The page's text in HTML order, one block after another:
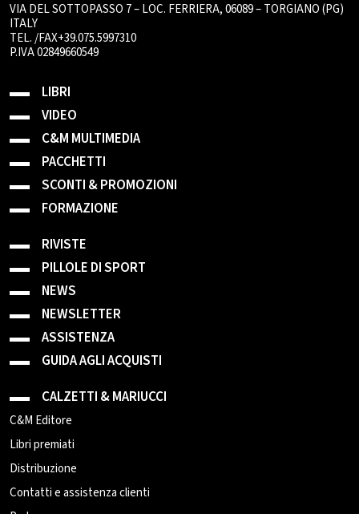
VIA DEL SOTTOPASSO 7 – LOC. FERRIERA, 06089 – TORGIANO (PG)
ITALY
TEL. /FAX+39.075.5997310
P.IVA 02849660549
LIBRI
VIDEO
C&M MULTIMEDIA
PACCHETTI
SCONTI & PROMOZIONI
FORMAZIONE
RIVISTE
PILLOLE DI SPORT
NEWS
NEWSLETTER
ASSISTENZA
GUIDA AGLI ACQUISTI
CALZETTI & MARIUCCI
C&M Editore
Libri premiati
Distribuzione
Contatti e assistenza clienti